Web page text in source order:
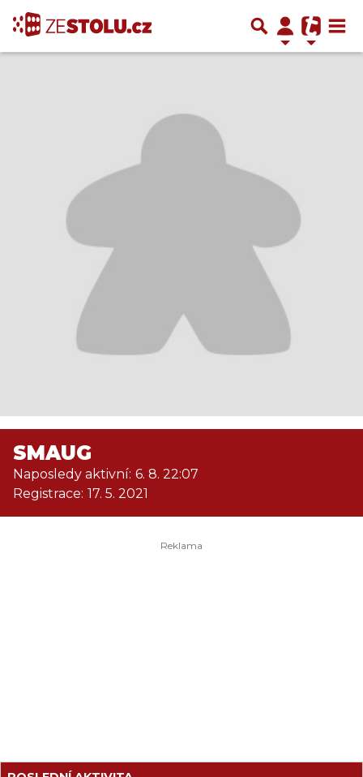
SMAUG
Naposledy aktivní: 6. 8. 22:07
Registrace: 17. 5. 2021